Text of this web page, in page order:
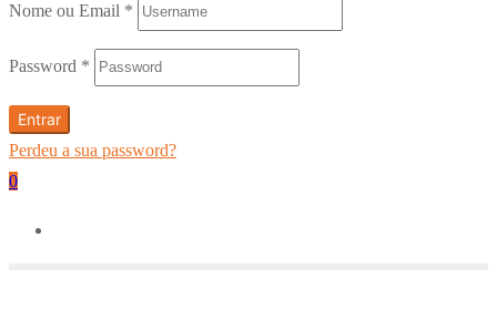
Nome ou Email *
Password *
Entrar
Perdeu a sua password?
0